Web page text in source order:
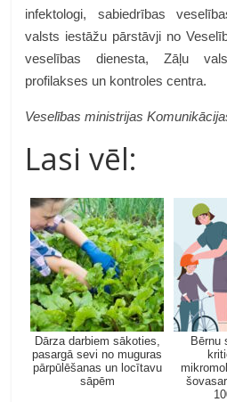
infektologi, sabiedrības
valsts iestāžu pārstāvji no
veselības dienesta, Zāļu
profilakses un kontroles centra.
Veselības ministrijas
Lasi vēl:
Dārza darbiem sākoties,
pasargā sevi no muguras
pārpūlēšanas un locītavu
sāpēm
Bērnu